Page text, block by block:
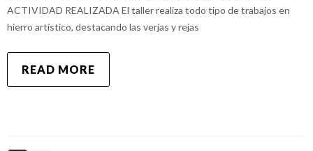
ACTIVIDAD REALIZADA El taller realiza todo tipo de trabajos en
hierro artístico, destacando las verjas y rejas
READ MORE